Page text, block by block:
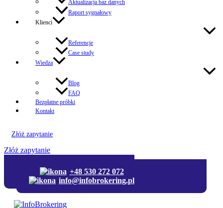
Aktualizacja baz danych
Raport sygnałowy
Klienci
Referencje
Case study
Wiedza
Blog
FAQ
Bezpłatne próbki
Kontakt
Złóż zapytanie
Złóż zapytanie
+48 530 272 072
info@infobrokering.pl
+48 530 272 072
info@infobrokering.pl